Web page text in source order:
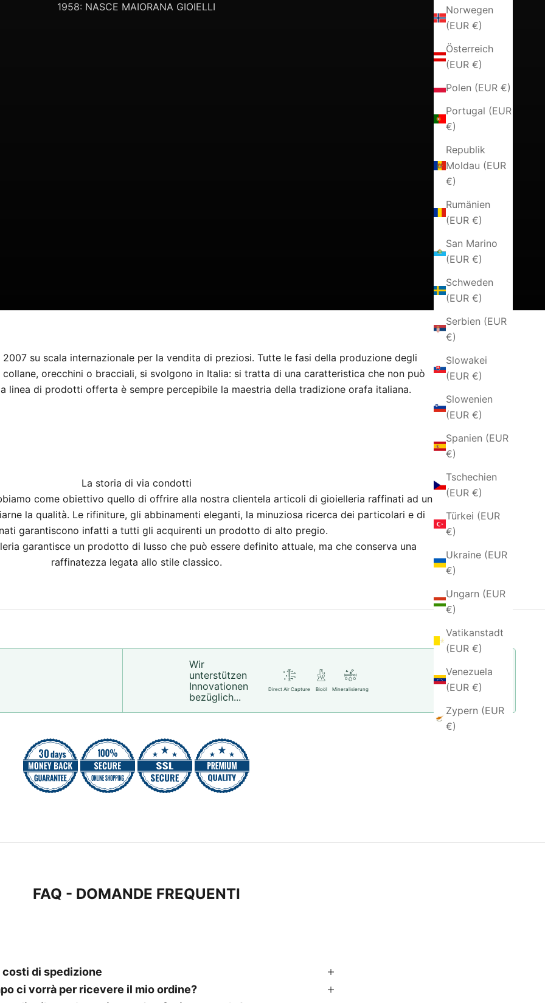
Norwegen
(EUR €)
Österreich
(EUR €)
Polen (EUR €)
Portugal (EUR
€)
Republik
Moldau (EUR
€)
Rumänien
(EUR €)
San Marino
(EUR €)
Schweden
(EUR €)
Serbien (EUR
€)
Slowakei
(EUR €)
Slowenien
(EUR €)
Spanien (EUR
€)
Tschechien
(EUR €)
Türkei (EUR
€)
Ukraine (EUR
€)
Ungarn (EUR
€)
Vatikanstadt
(EUR €)
Venezuela
(EUR €)
Zypern (EUR
€)
1958: NASCE MAIORANA GIOIELLI
2007 su scala internazionale per la vendita di preziosi. Tutte le fasi della produzione degli
orecchini o bracciali, si svolgono in Italia: si tratta di una caratteristica che non può
linea di prodotti offerta è sempre percepibile la maestria della tradizione orafa italiana.
La storia di via condotti
come obiettivo quello di offrire alla nostra clientela articoli di gioielleria raffinati ad un
la qualità. Le rifiniture, gli abbinamenti eleganti, la minuziosa ricerca dei particolari e di
garantiscono infatti a tutti gli acquirenti un prodotto di alto pregio.
garantisce un prodotto di lusso che può essere definito attuale, ma che conserva una
raffinatezza legata allo stile classico.
Wir
unterstützen
Innovationen
bezüglich...
Direct Air Capture Bioöl Mineralisierung
FAQ - DOMANDE FREQUENTI
costi di spedizione
ci vorrà per ricevere il mio ordine?